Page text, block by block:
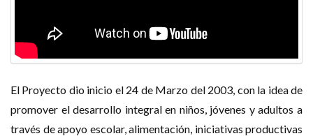
El Proyecto dio inicio el 24 de Marzo del 2003, con la idea de
promover el desarrollo integral en niños, jóvenes y adultos a
través de apoyo escolar, alimentación, iniciativas productivas